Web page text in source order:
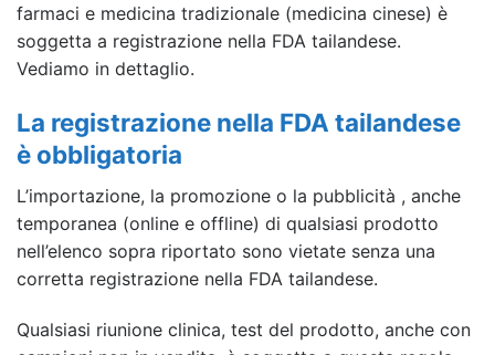
farmaci e medicina tradizionale (medicina cinese) è
soggetta a registrazione nella FDA tailandese.
Vediamo in dettaglio.
La registrazione nella FDA tailandese
è obbligatoria
L’importazione, la promozione o la pubblicità , anche
temporanea (online e offline) di qualsiasi prodotto
nell’elenco sopra riportato sono vietate senza una
corretta registrazione nella FDA tailandese.
Qualsiasi riunione clinica, test del prodotto, anche con